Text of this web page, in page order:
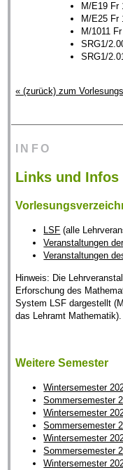
M/E19 Fr
M/E25 Fr
M/1011
SRG1/
SRG1/
« (zurück) zum
INFO
Links und Infos
LSF (alle
Veranstaltungen
Veranstaltungen
Hinweis: Die
Erforschung des
System LSF dargestellt
das Lehramt Mathematik).
Weitere Semester
Wintersemester
Sommersemester
Wintersemester
Sommersemester
Wintersemester
Sommersemester
Wintersemester